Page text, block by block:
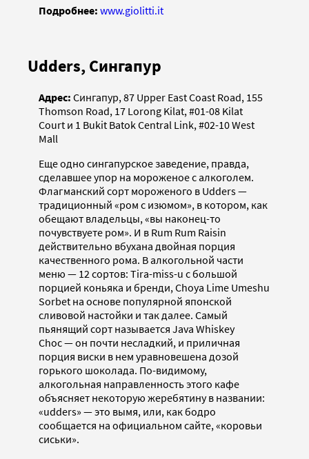
Подробнее: www.giolitti.it
Udders, Сингапур
Адрес: Сингапур, 87 Upper East Coast Road, 155
Thomson Road, 17 Lorong Kilat, #01-08 Kilat
Court и 1 Bukit Batok Central Link, #02-10 West
Mall
Еще одно сингапурское заведение, правда,
сделавшее упор на мороженое с алкоголем.
Флагманский сорт мороженого в Udders —
традиционный «ром с изюмом», в котором, как
обещают владельцы, «вы наконец-то
почувствуете ром». И в Rum Rum Raisin
действительно вбухана двойная порция
качественного рома. В алкогольной части
меню — 12 сортов: Tira-miss-u с большой
порцией коньяка и бренди, Choya Lime Umeshu
Sorbet на основе популярной японской
сливовой настойки и так далее. Самый
пьянящий сорт называется Java Whiskey
Choc — он почти несладкий, и приличная
порция виски в нем уравновешена дозой
горького шоколада. По-видимому,
алкогольная направленность этого кафе
объясняет некоторую жеребятину в названии:
«udders» — это вымя, или, как бодро
сообщается на официальном сайте, «коровьи
сиськи».